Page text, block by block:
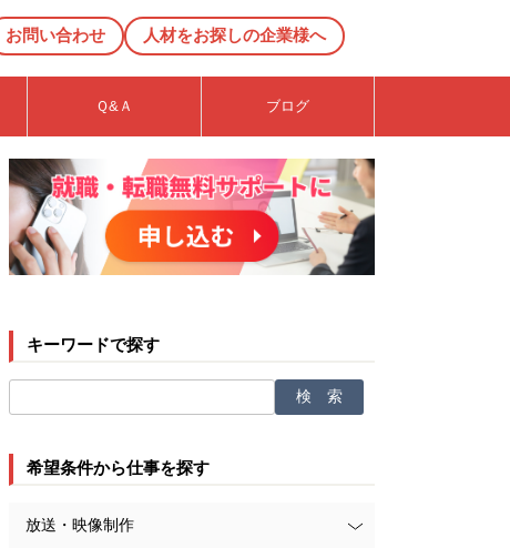
お問い合わせ 人材をお探しの企業様へ
Ｑ&Ａ ブログ
キーワードで探す
希望条件から仕事を探す
放送・映像制作